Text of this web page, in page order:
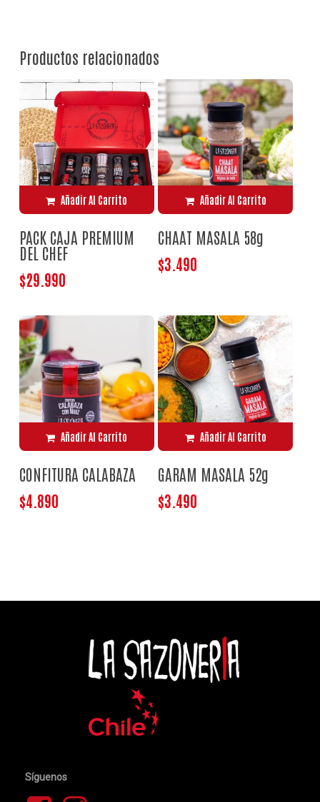
Productos relacionados
Añadir Al Carrito
PACK CAJA PREMIUM
DEL CHEF
$29.990
Añadir Al Carrito
CHAAT MASALA 58g
$3.490
Añadir Al Carrito
CONFITURA CALABAZA
$4.890
Añadir Al Carrito
GARAM MASALA 52g
$3.490
Síguenos